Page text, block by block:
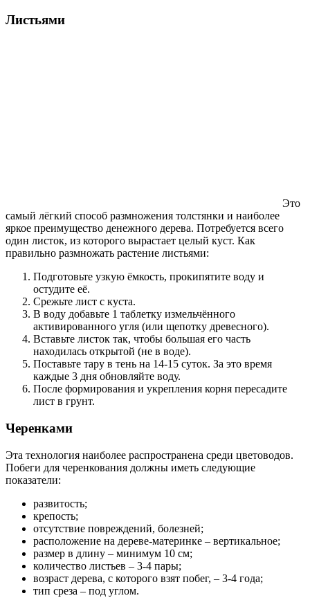
Листьями
Это
самый лёгкий способ размножения толстянки и наиболее
яркое преимущество денежного дерева. Потребуется всего
один листок, из которого вырастает целый куст. Как
правильно размножать растение листьями:
Подготовьте узкую ёмкость, прокипятите воду и
остудите её.
Срежьте лист с куста.
В воду добавьте 1 таблетку измельчённого
активированного угля (или щепотку древесного).
Вставьте листок так, чтобы большая его часть
находилась открытой (не в воде).
Поставьте тару в тень на 14-15 суток. За это время
каждые 3 дня обновляйте воду.
После формирования и укрепления корня пересадите
лист в грунт.
Черенками
Эта технология наиболее распространена среди цветоводов.
Побеги для черенкования должны иметь следующие
показатели:
развитость;
крепость;
отсутствие повреждений, болезней;
расположение на дереве-материнке – вертикальное;
размер в длину – минимум 10 см;
количество листьев – 3-4 пары;
возраст дерева, с которого взят побег, – 3-4 года;
тип среза – под углом.